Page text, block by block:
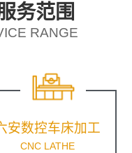
务范围
RANGE
安数控车床加工
CNC LATHE